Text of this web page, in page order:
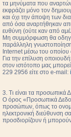
τα μηνύματα που
εκφράζει μόνο τον
και όχι την άποψη των
από όσα αναρτήθηκαν
ευθύνη (ούτε καν από
Μη συμμόρφωση θα
παράλληλη
Internet μέσω του οποίου
Για την επίλυση
στον ιστότοπο μας
229 2956 είτε στο e-mail:
3. Τι είναι τα προσωπικά
Ο όρος «Προσωπικά
προσώπων, όπως το
ηλεκτρονική διεύθυνση
προσδιορίζουν ή